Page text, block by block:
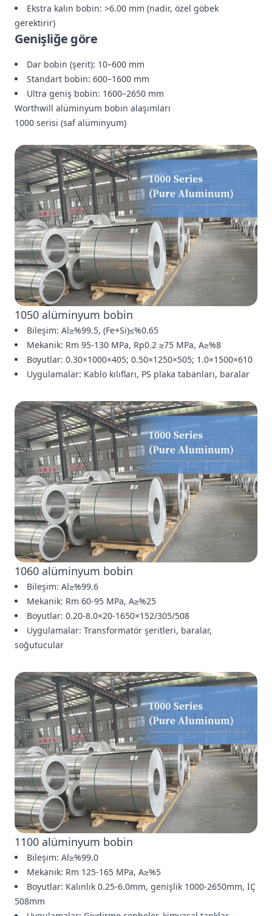
Ekstra kalın bobin: >6.00 mm (nadir, özel göbek
gerektirir)
Genişliğe göre
Dar bobin (şerit): 10–600 mm
Standart bobin: 600–1600 mm
Ultra geniş bobin: 1600–2650 mm
Worthwill alüminyum bobin alaşımları
1000 serisi (saf alüminyum)
1050 alüminyum bobin
Bileşim: Al≥%99.5, (Fe+Si)≤%0.65
Mekanik: Rm 95-130 MPa, Rp0.2 ≥75 MPa, A≥%8
Boyutlar: 0.30×1000×405; 0.50×1250×505; 1.0×1500×610
Uygulamalar: Kablo kılıfları, PS plaka tabanları, baralar
1060 alüminyum bobin
Bileşim: Al≥%99.6
Mekanik: Rm 60-95 MPa, A≥%25
Boyutlar: 0.20-8.0×20-1650×152/305/508
Uygulamalar: Transformatör şeritleri, baralar,
soğutucular
1100 alüminyum bobin
Bileşim: Al≥%99.0
Mekanik: Rm 125-165 MPa, A≥%5
Boyutlar: Kalınlık 0.25-6.0mm, genişlik 1000-2650mm, İÇ
508mm